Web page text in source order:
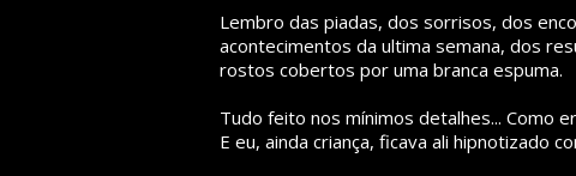
Lembro das piadas, dos sorrisos, dos
acontecimentos da ultima semana, dos
rostos cobertos por uma branca espuma.
Tudo feito nos mínimos detalhes... Como
E eu, ainda criança, ficava ali hipnotizado